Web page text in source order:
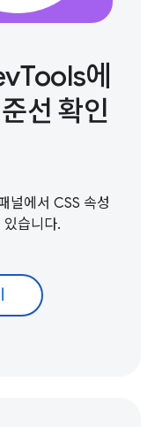
에
선 확인
널에서 CSS 속성
있습니다.